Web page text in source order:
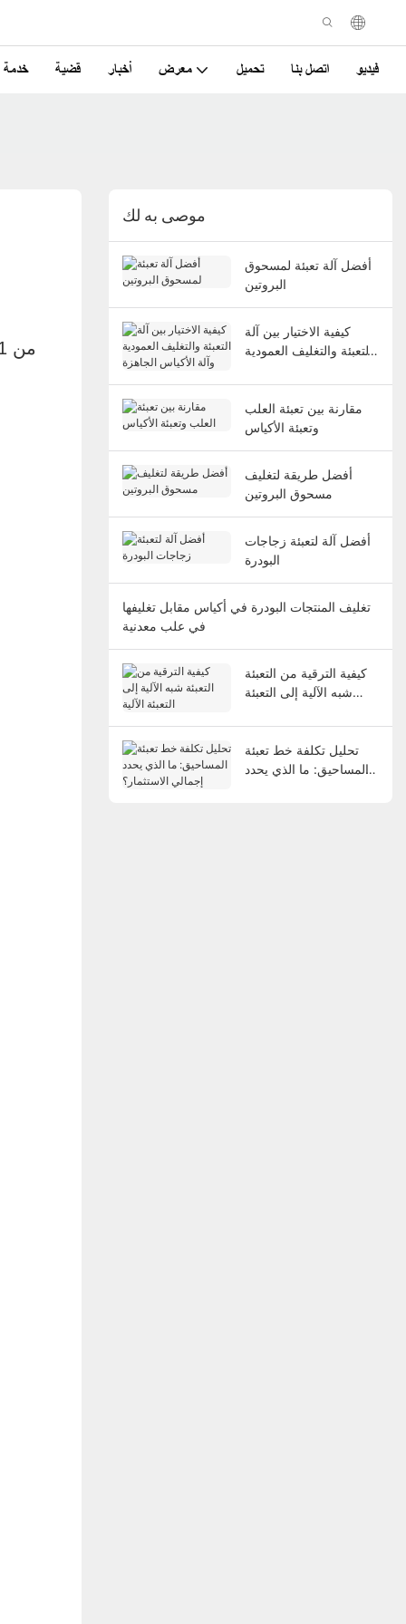
خدمة قضية أخبار معرض تحميل اتصل بنا فيديو
موصى به لك
أفضل آلة تعبئة لمسحوق
البروتين
كيفية الاختيار بين آلة
التعبئة والتغليف العمودية
مقارنة بين تعبئة العلب
وتعبئة الأكياس
أفضل طريقة لتغليف
مسحوق البروتين
أفضل آلة لتعبئة زجاجات
البودرة
تغليف المنتجات البودرة في أكياس مقابل تغليفها
في علب معدنية
كيفية الترقية من التعبئة
شبه الآلية إلى التعبئة
تحليل تكلفة خط تعبئة
المساحيق: ما الذي يحدد